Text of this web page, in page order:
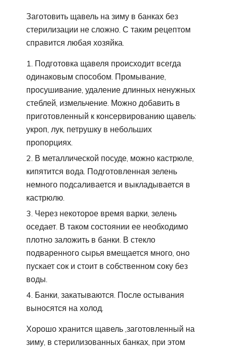
Заготовить щавель на зиму в банках без
стерилизации не сложно. С таким рецептом
справится любая хозяйка.
Подготовка щавеля происходит всегда
одинаковым способом. Промывание,
просушивание, удаление длинных ненужных
стеблей, измельчение. Можно добавить в
приготовленный к консервированию щавель:
укроп, лук, петрушку в небольших
пропорциях.
В металлической посуде, можно кастрюле,
кипятится вода. Подготовленная зелень
немного подсаливается и выкладывается в
кастрюлю.
Через некоторое время варки, зелень
оседает. В таком состоянии ее необходимо
плотно заложить в банки. В стекло
подваренного сырья вмещается много, оно
пускает сок и стоит в собственном соку без
воды.
Банки, закатываются. После остывания
выносятся на холод.
Хорошо хранится щавель ,заготовленный на
зиму, в стерилизованных банках, при этом